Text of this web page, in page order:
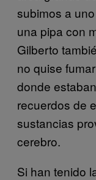
subimos a
una pipa con
Gilberto
no quise
donde
recuerdos de
sustancias
cerebro.
Si han tenido